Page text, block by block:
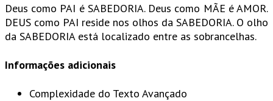
Deus como PAI é SABEDORIA. Deus como MÃE é AMOR.
DEUS como PAI reside nos olhos da SABEDORIA. O olho
da SABEDORIA está localizado entre as sobrancelhas.
Informações adicionais
Complexidade do Texto Avançado